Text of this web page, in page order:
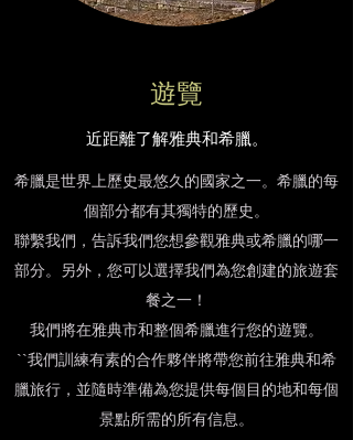
遊覽
近距離了解雅典和希臘。
希臘是世界上歷史最悠久的國家之一。希臘的每
個部分都有其獨特的歷史。
聯繫我們，告訴我們您想參觀雅典或希臘的哪一
部分。另外，您可以選擇我們為您創建的旅遊套
餐之一！
我們將在雅典市和整個希臘進行您的遊覽。
``我們訓練有素的合作夥伴將帶您前往雅典和希
臘旅行，並隨時準備為您提供每個目的地和每個
景點所需的所有信息。